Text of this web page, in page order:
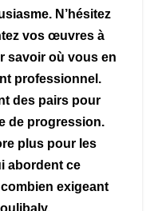
N’hésitez
vos œuvres à
savoir où vous en
professionnel.
des pairs pour
de progression.
plus pour les
abordent ce
exigeant